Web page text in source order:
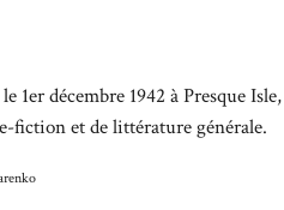
1er décembre 1942 à Presque
fiction et de littérature générale.